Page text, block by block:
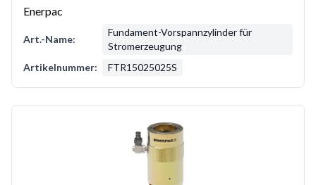
Enerpac
Art.-Name:
Fundament-Vorspannzylinder für
Stromerzeugung
Artikelnummer:
FTR15025025S